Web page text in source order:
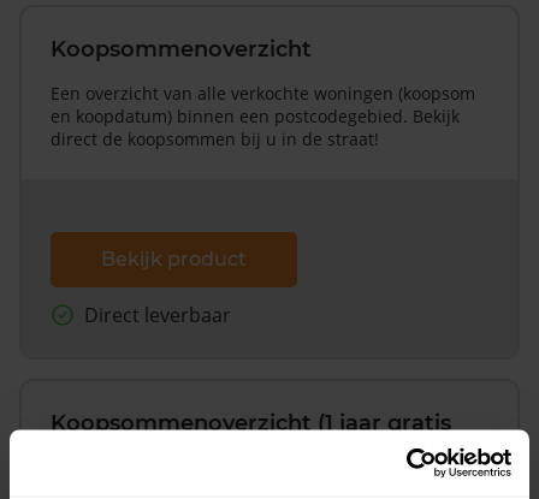
Koopsommenoverzicht
Een overzicht van alle verkochte woningen (koopsom
en koopdatum) binnen een postcodegebied. Bekijk
direct de koopsommen bij u in de straat!
Bekijk product
Direct leverbaar
Koopsommenoverzicht (1 jaar gratis